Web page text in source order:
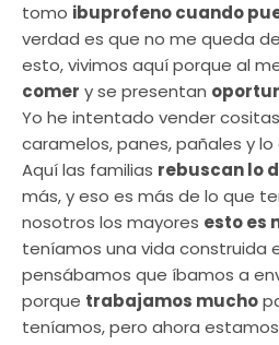
tomo ibuprofeno cuando
verdad es que no me queda
esto, vivimos aquí porque al
comer y se presentan
Yo he intentado vender
caramelos, panes, pañales y
Aquí las familias rebuscan lo
más, y eso es más de lo que
nosotros los mayores esto es
teníamos una vida construida
pensábamos que íbamos a
porque trabajamos mucho
teníamos, pero ahora